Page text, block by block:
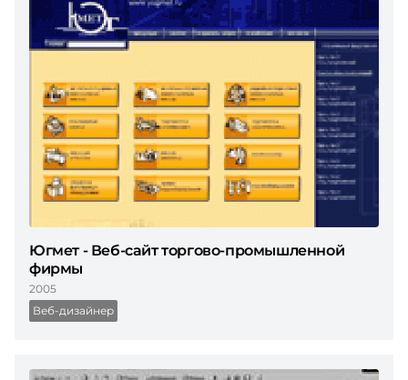
Югмет - Веб-сайт торгово-промышленной
фирмы
2005
Веб-дизайнер